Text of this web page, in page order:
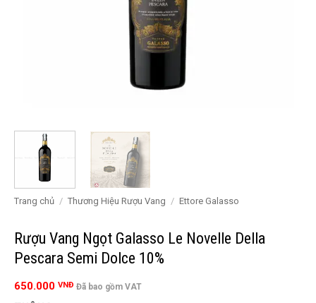
Trang chủ / Thương Hiệu Rượu Vang / Ettore Galasso
Rượu Vang Ngọt Galasso Le Novelle Della
Pescara Semi Dolce 10%
650.000 VNĐ Đã bao gồm VAT